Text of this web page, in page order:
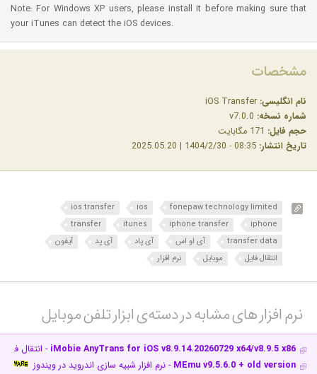
Note: For Windows XP users, please install it before making sure that
your iTunes can detect the iOS devices.
مشخصات
نام انگلیسی:
شماره نسخه:
حجم فایل:
تاریخ انتشار:
fonepaw technology limited
ios
ios transfer
iphone
iphone transfer
itunes
transfer
transfer data
آی او اس آی پاد آی پد
آیفون
انتقال فایل
موبایل نرم افزار
نرم افزار های مشابه در دسته‌ی‌ ابزار تلفن موبایل‎
iMobie AnyTrans for iOS v8.9.14.20260729 x64/v8.9.5 x86 - انتقال
MEmu v9.5.6.0 + old version - نرم افزار شبیه سازی اندروید در ویندوز